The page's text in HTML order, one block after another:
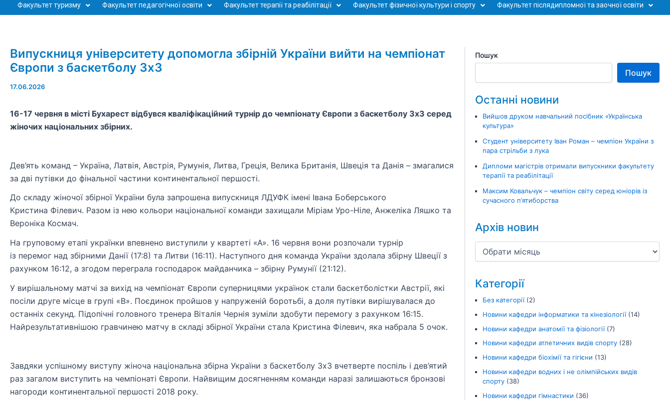
Факультет туризму Факультет педагогічної освіти Факультет терапії та реабілітації Факультет фізичної культури і спорту Факультет післядипломної та заочної освіти
Випускниця університету допомогла збірній України вийти на чемпіонат
Європи з баскетболу 3х3
17.06.2026
16-17 червня в місті Бухарест відбувся кваліфікаційний турнір до чемпіонату Європи з баскетболу 3х3 серед
жіночих національних збірних.
Дев’ять команд – Україна, Латвія, Австрія, Румунія, Литва, Греція, Велика Британія, Швеція та Данія – змагалися
за дві путівки до фінальної частини континентальної першості.
До складу жіночої збірної України була запрошена випускниця ЛДУФК імені Івана Боберського
Кристина Філевич. Разом із нею кольори національної команди захищали Міріам Уро-Ніле, Анжеліка Ляшко та
Вероніка Космач.
На груповому етапі українки впевнено виступили у квартеті «А». 16 червня вони розпочали турнір
із перемог над збірними Данії (17:8) та Литви (16:11). Наступного дня команда України здолала збірну Швеції з
рахунком 16:12, а згодом переграла господарок майданчика – збірну Румунії (21:12).
У вирішальному матчі за вихід на чемпіонат Європи суперницями українок стали баскетболістки Австрії, які
посіли друге місце в групі «В». Поєдинок пройшов у напруженій боротьбі, а доля путівки вирішувалася до
останніх секунд. Підопічні головного тренера Віталія Чернія зуміли здобути перемогу з рахунком 16:15.
Найрезультативнішою гравчинею матчу в складі збірної України стала Кристина Філевич, яка набрала 5 очок.
Завдяки успішному виступу жіноча національна збірна України з баскетболу 3х3 вчетверте поспіль і дев’ятий
раз загалом виступить на чемпіонаті Європи. Найвищим досягненням команди наразі залишаються бронзові
нагороди континентальної першості 2018 року.
Пошук
Пошук
Останні новини
Вийшов друком навчальний посібник «Українська
культура»
Студент університету Іван Роман – чемпіон України з
пара стрільби з лука
Дипломи магістрів отримали випускники факультету
терапії та реабілітації
Максим Ковальчук – чемпіон світу серед юніорів із
сучасного п’ятиборства
Архів новин
Категорії
Без категорії(2)
Новини кафедри інформатики та кінезіології(14)
Новини кафедри анатомії та фізіології(7)
Новини кафедри атлетичних видів спорту(28)
Новини кафедри біохімії та гігієни (13)
Новини кафедри водних і не олімпійських видів
спорту(38)
Новини кафедри гімнастики (36)